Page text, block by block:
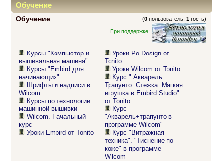
Обучение
Обучение (0 пользователь,1 гость)
При поддержке:
Курсы "Компьютер и
вышивальная машина"
Курсы "Embird для
начинающих"
Шрифты и надписи в
Wilcom
Курсы по технологии
машинной вышивки
Wilcom. Начальный
курс
Уроки Embird от Tonito
Уроки Pe-Design от
Tonito
Уроки Wilcom от Tonito
Курс " Акварель.
Трапунто. Стежка. Мягкая
игрушка в Embird Studio"
от Tonito
Курс
"Акварель+трапунто в
программе Wilcom"
Курс "Витражная
техника". "Тиснение по
коже" в программе
Wilcom